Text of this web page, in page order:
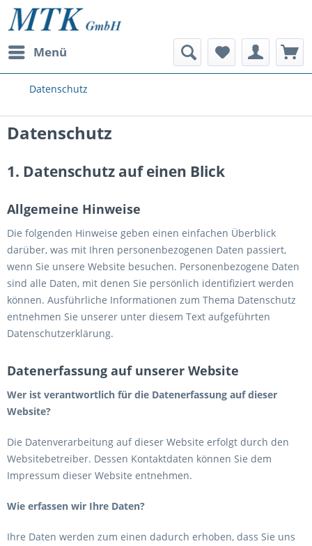
Menü
Datenschutz
Datenschutz
1. Datenschutz auf einen Blick
Allgemeine Hinweise
Die folgenden Hinweise geben einen einfachen Überblick
darüber, was mit Ihren personenbezogenen Daten passiert,
wenn Sie unsere Website besuchen. Personenbezogene Daten
sind alle Daten, mit denen Sie persönlich identifiziert werden
können. Ausführliche Informationen zum Thema Datenschutz
entnehmen Sie unserer unter diesem Text aufgeführten
Datenschutzerklärung.
Datenerfassung auf unserer Website
Wer ist verantwortlich für die Datenerfassung auf dieser
Website?
Die Datenverarbeitung auf dieser Website erfolgt durch den
Websitebetreiber. Dessen Kontaktdaten können Sie dem
Impressum dieser Website entnehmen.
Wie erfassen wir Ihre Daten?
Ihre Daten werden zum einen dadurch erhoben, dass Sie uns